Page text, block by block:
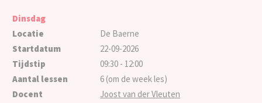
Dinsdag
Locatie
De Baerne
Startdatum
22-09-2026
Tijdstip
09:30 - 12:00
Aantal lessen
6 (om de week les)
Docent
Joost van der Vleuten